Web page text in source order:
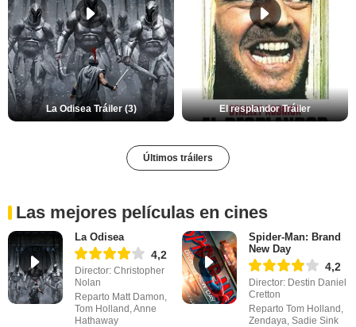
La Odisea Tráiler (3) El resplandor Tráiler
Últimos tráilers
Las mejores películas en cines
La Odisea
4,2
Director: Christopher
Nolan
Reparto Matt Damon,
Tom Holland, Anne
Hathaway
Spider-Man: Brand
New Day
4,2
Director: Destin Daniel
Cretton
Reparto Tom Holland,
Zendaya, Sadie Sink